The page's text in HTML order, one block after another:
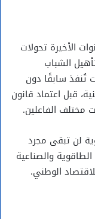
الأخيرة تحولات
الشباب
تُنفذ سابقًا دون
قبل اعتماد قانون
مختلف الفاعلين.
لن تبقى مجرد
والصناعية
الوطني.